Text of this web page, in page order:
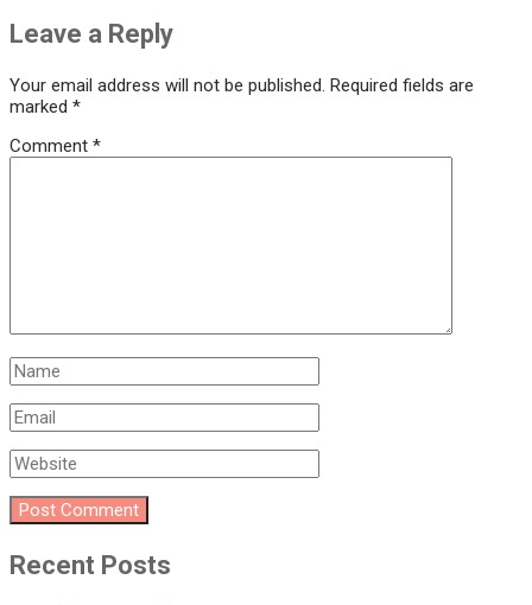
Leave a Reply
Your email address will not be published. Required fields are
marked *
Comment *
Recent Posts